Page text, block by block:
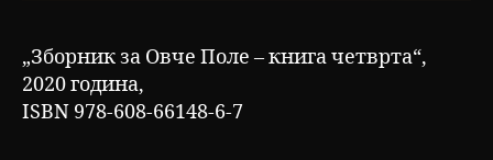
„Зборник за Овче Поле – книга четврта“,
2020 година,
ISBN 978-608-66148-6-7